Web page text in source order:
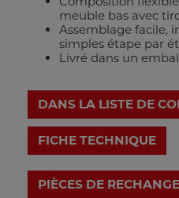
meuble bas avec
Assemblage facile,
simples étape par
Livré dans un
DANS LA LISTE DE
FICHE TECHNIQUE